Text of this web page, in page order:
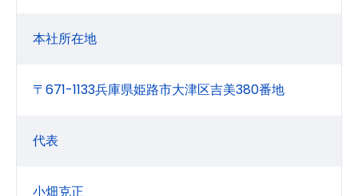
本社所在地
〒671-1133兵庫県姫路市大津区吉美380番地
代表
小畑克正